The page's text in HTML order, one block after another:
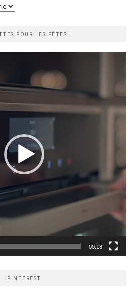
POUR LES FÊTES !
00:18
PINTEREST